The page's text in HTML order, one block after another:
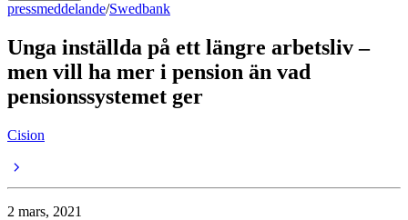
pressmeddelande/Swedbank
Unga inställda på ett längre arbetsliv –
men vill ha mer i pension än vad
pensionssystemet ger
Cision
2 mars, 2021